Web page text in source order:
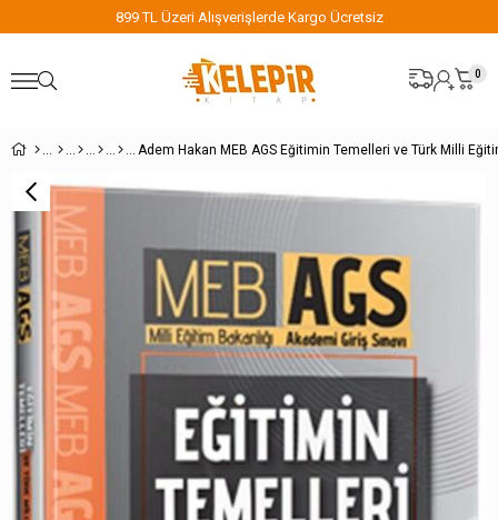
899 TL Üzeri Alışverişlerde Kargo Ücretsiz
0